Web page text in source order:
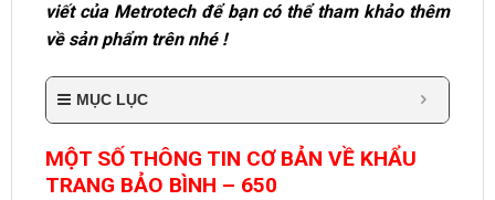
viết của Metrotech để bạn có thể tham khảo thêm
về sản phẩm trên nhé !
MỤC LỤC
MỘT SỐ THÔNG TIN CƠ BẢN VỀ KHẨU
TRANG BẢO BÌNH – 650